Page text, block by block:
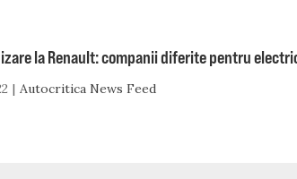
la Renault: companii diferite pentru
Autocritica News Feed